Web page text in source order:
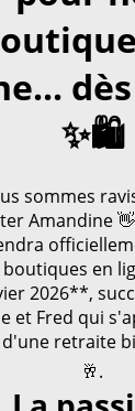
✨🛍️
sommes
Amandine
boutiques en
2026**,
et Fred qui
retraite
🥂.